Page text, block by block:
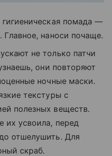
помада —
наноси почаще.
не только патчи
они повторяют
ночные маски.
текстуры с
полезных веществ.
их усвоила, перед
отшелушить. Для
скраб.